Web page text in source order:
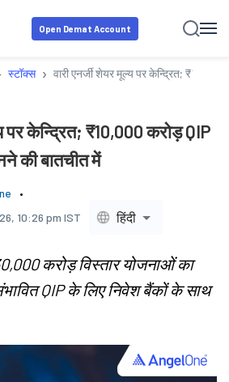
Open Demat Account
स्टॉक्स › वारी एनर्जी शेयर मूल्य पर केन्द्रित;
पर केन्द्रित; ₹10,000 करोड़ QIP
की बातचीत में
10:26 pm IST हिंदी
करोड़ विस्तार योजनाओं का
QIP के लिए निवेश बैंकों के साथ